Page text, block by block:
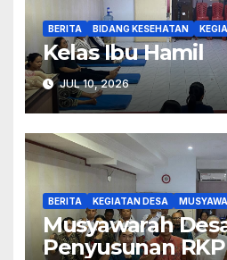
BERITA BIDANG KESEHATAN
Kelas Ibu Hamil
JUL 10, 2026
BERITA KEGIATAN DESA
Musyawarah
Penyusunan